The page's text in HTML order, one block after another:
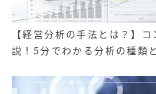
【経営分析の手法とは？】
説！5分でわかる分析の種類